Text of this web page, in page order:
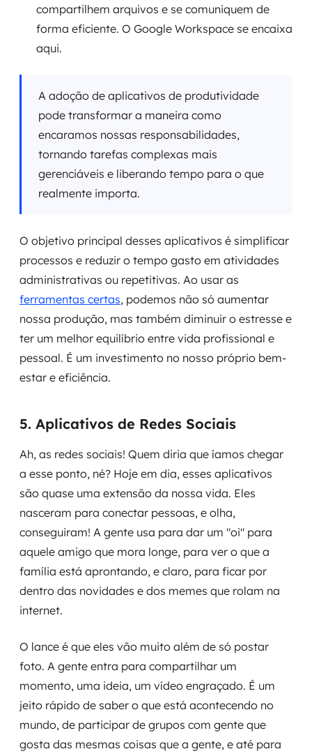
compartilhem arquivos e se comuniquem de
forma eficiente. O Google Workspace se encaixa
aqui.
A adoção de aplicativos de produtividade
pode transformar a maneira como
encaramos nossas responsabilidades,
tornando tarefas complexas mais
gerenciáveis e liberando tempo para o que
realmente importa.
O objetivo principal desses aplicativos é simplificar
processos e reduzir o tempo gasto em atividades
administrativas ou repetitivas. Ao usar as
ferramentas certas, podemos não só aumentar
nossa produção, mas também diminuir o estresse e
ter um melhor equilíbrio entre vida profissional e
pessoal. É um investimento no nosso próprio bem-
estar e eficiência.
5. Aplicativos de Redes Sociais
Ah, as redes sociais! Quem diria que íamos chegar
a esse ponto, né? Hoje em dia, esses aplicativos
são quase uma extensão da nossa vida. Eles
nasceram para conectar pessoas, e olha,
conseguiram! A gente usa para dar um "oi" para
aquele amigo que mora longe, para ver o que a
família está aprontando, e claro, para ficar por
dentro das novidades e dos memes que rolam na
internet.
O lance é que eles vão muito além de só postar
foto. A gente entra para compartilhar um
momento, uma ideia, um vídeo engraçado. É um
jeito rápido de saber o que está acontecendo no
mundo, de participar de grupos com gente que
gosta das mesmas coisas que a gente, e até para